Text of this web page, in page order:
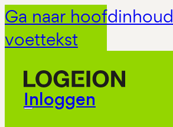
Ga naar hoofdinhoud
voettekst
Inloggen